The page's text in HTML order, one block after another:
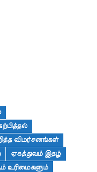
விமர்சனங்கள்
ஏகத்துவம் இதழ்
உரிமைகளும்